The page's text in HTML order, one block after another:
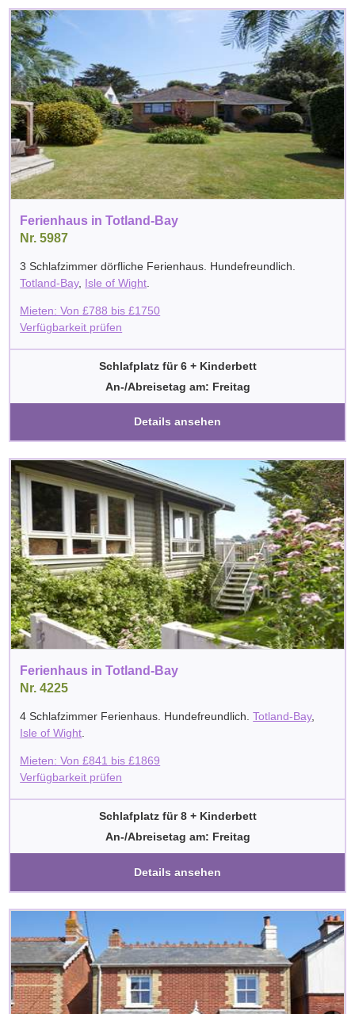
Ferienhaus in Totland-Bay
Nr. 5987
3 Schlafzimmer dörfliche Ferienhaus. Hundefreundlich.
Totland-Bay, Isle of Wight
Mieten: Von£788 bis£1750
Verfügbarkeit prüfen
Schlafplatz für 6 + Kinderbett
An-/Abreisetag am: Freitag
Details ansehen
Ferienhaus in Totland-Bay
Nr. 4225
4 Schlafzimmer Ferienhaus. Hundefreundlich.Totland-Bay,
Isle of Wight.
Mieten: Von£841 bis£1869
Verfügbarkeit prüfen
Schlafplatz für 8 + Kinderbett
An-/Abreisetag am: Freitag
Details ansehen